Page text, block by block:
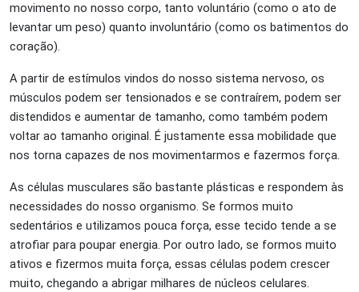
movimento no nosso corpo, tanto voluntário (como o ato de
levantar um peso) quanto involuntário (como os batimentos do
coração).
A partir de estímulos vindos do nosso sistema nervoso, os
músculos podem ser tensionados e se contraírem, podem ser
distendidos e aumentar de tamanho, como também podem
voltar ao tamanho original. É justamente essa mobilidade que
nos torna capazes de nos movimentarmos e fazermos força.
As células musculares são bastante plásticas e respondem às
necessidades do nosso organismo. Se formos muito
sedentários e utilizamos pouca força, esse tecido tende a se
atrofiar para poupar energia. Por outro lado, se formos muito
ativos e fizermos muita força, essas células podem crescer
muito, chegando a abrigar milhares de núcleos celulares.